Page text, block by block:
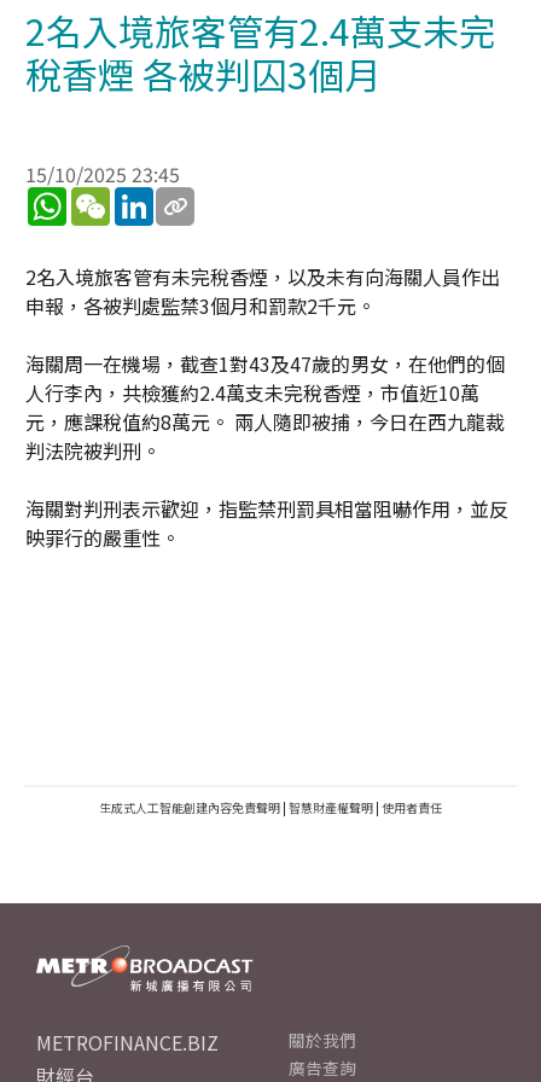
2名入境旅客管有2.4萬支未完
稅香煙 各被判囚3個月
15/10/2025 23:45
WhatsApp
WeChatLinkedIn
2名入境旅客管有未完稅香煙，以及未有向海關人員作出
申報，各被判處監禁3個月和罰款2千元。
海關周一在機場，截查1對43及47歲的男女，在他們的個
人行李內，共檢獲約2.4萬支未完稅香煙，市值近10萬
元，應課稅值約8萬元。 兩人隨即被捕，今日在西九龍裁
判法院被判刑。
海關對判刑表示歡迎，指監禁刑罰具相當阻嚇作用，並反
映罪行的嚴重性。
生成式人工智能創建內容免責聲明 | 智慧財產權聲明 | 使用者責任
METROFINANCE.BIZ
關於我們
廣告查詢